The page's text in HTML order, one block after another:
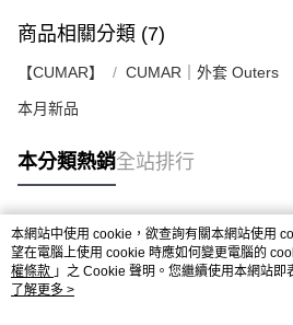
商品相關分類 (7)
【CUMAR】 CUMAR｜外套 Outers
本月新品
本分類熱銷全站排行
熱門標籤
本網站中使用 cookie，欲查詢有關本網站使用
望在電腦上使用 cookie 時應如何變更電腦的
權條款 」之 Cookie 聲明。您繼續使用本網站
用條款之 Cookie 聲明使用 cookie。
了解更多 >